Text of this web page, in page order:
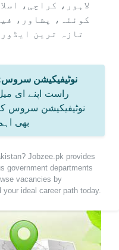
لاہور، کراچی،
کوئٹہ، پشاور،
تازہ ترین
نوٹیفیکیشن
راست اپنے ای
نوٹیفیکیشن سروس
بھی
Jobzee.pk provides
government departments
vacancies by
ideal career path today.